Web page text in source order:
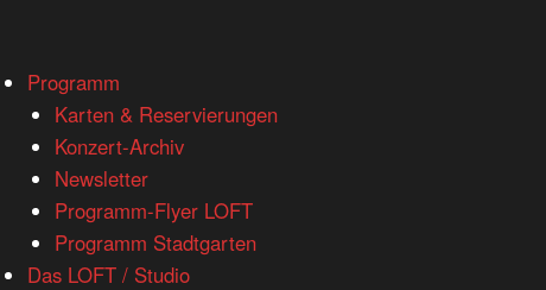
www.loftkoeln.de
navigation
Skip
content
Programm
Karten & Reservierungen
Konzert-Archiv
Newsletter
Programm-Flyer LOFT
Programm Stadtgarten
Das LOFT / Studio